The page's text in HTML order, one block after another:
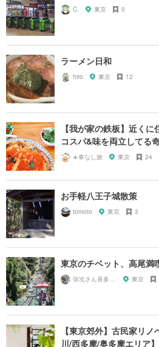
C. 東京 0
ラーメン日和
hiro 東京 12
【我が家の鉄板】近く
コスパ&味を両立してる
☀️車なし旅 東京 24
お手軽八王子城散策
tomoto 東京 3
東京のチベット、高尾満
東京
【東京郊外】古民家リ
川/西多摩/奥多摩エリア】